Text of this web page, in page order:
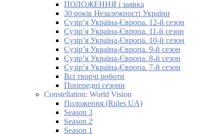
ПОЛОЖЕННЯ і заявка
30 років Незалежності України
Сузір’я Україна-Європа. 12-й сезон
Сузір’я Україна-Європа. 11-й сезон
Сузір’я Україна-Європа. 10-й сезон
Сузір’я Україна-Європа. 9-й сезон
Сузір’я Україна-Європа. 8-й сезон
Сузір’я Україна-Європа. 7-й сезон
Всі творчі роботи
Попередні сезони
Constellation: World Vision
Положення (Rules UA)
Season 3
Season 2
Season 1